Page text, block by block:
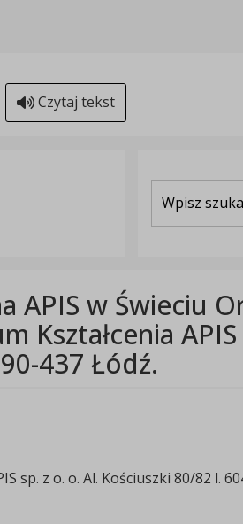
Czytaj tekst
APIS w Świeciu
Kształcenia
437 Łódź.
sp. z o. o. Al. Kościuszki 80/82 l.